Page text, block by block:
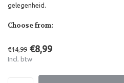
gelegenheid.
Choose from:
€14,99 €8,99
Incl. btw